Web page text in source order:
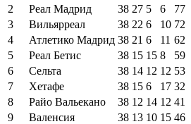
2
Реал Мадрид 38 27 5 6 77
3
Вильярреал 38 22 6 10 72
4
Атлетико Мадрид 38 21 6 11 62
5
Реал Бетис 38 15 15 8 59
6
Сельта 38 14 12 12 53
7
Хетафе 38 15 6 17 32
8
Райо Вальекано 38 12 14 12 41
9
Валенсия 38 13 10 15 46